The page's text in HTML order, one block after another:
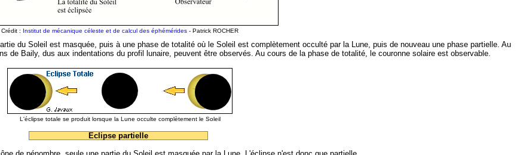
Crédit : Institut de mécanique céleste et de calcul des éphémérides - Patrick ROCHER
du Soleil est masquée, puis à une phase de totalité où le Soleil est complètement occulté par la Lune, puis de nouveau une phase partielle. Au
de Baily, dus aux indentations du profil lunaire, peuvent être observés. Au cours de la phase de totalité, le couronne solaire est observable.
L'éclipse totale se produit lorsque la Lune occulte complètement le Soleil
Eclipse partielle